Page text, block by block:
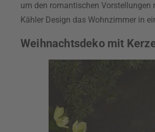
um den romantischen
Kähler Design das Wohnzimmer in
Weihnachtsdeko mit